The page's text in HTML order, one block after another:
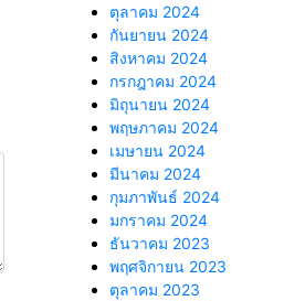
ตุลาคม 2024
กันยายน 2024
สิงหาคม 2024
กรกฎาคม 2024
มิถุนายน 2024
พฤษภาคม 2024
เมษายน 2024
มีนาคม 2024
กุมภาพันธ์ 2024
มกราคม 2024
ธันวาคม 2023
พฤศจิกายน 2023
ตุลาคม 2023